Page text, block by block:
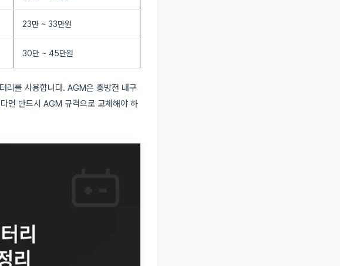
23만 ~ 33만원
30만 ~ 45만원
리를 사용합니다. AGM은 충방전 내구
면 반드시 AGM 규격으로 교체해야 하